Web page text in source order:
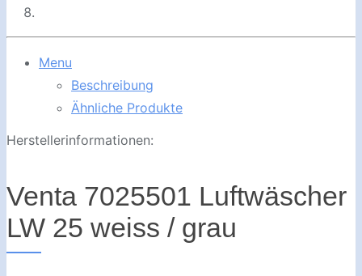
Menu
Beschreibung
Ähnliche Produkte
Herstellerinformationen:
Venta 7025501 Luftwäscher
LW 25 weiss / grau